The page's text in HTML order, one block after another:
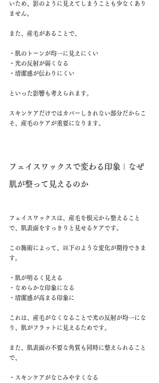
いため、影のように見えてしまうことも少なくあり
ません。
また、産毛があることで、
・肌のトーンが均一に見えにくい
・光の反射が弱くなる
・清潔感が伝わりにくい
といった影響も考えられます。
スキンケアだけではカバーしきれない部分だからこ
そ、産毛のケアが重要になります。
フェイスワックスで変わる印象｜なぜ
肌が整って見えるのか
フェイスワックスは、産毛を根元から整えること
で、肌表面をすっきりと見せるケアです。
この施術によって、以下のような変化が期待できま
す。
・肌が明るく見える
・なめらかな印象になる
・清潔感が高まる印象に
これは、産毛がなくなることで光の反射が均一にな
り、肌がフラットに見えるためです。
また、肌表面の不要な角質も同時に整えられること
で、
・スキンケアがなじみやすくなる